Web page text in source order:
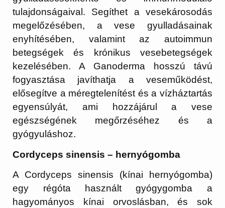
tulajdonságaival. Segíthet a vesekárosodás
megelőzésében, a vese gyulladásainak
enyhítésében, valamint az autoimmun
betegségek és krónikus vesebetegségek
kezelésében. A Ganoderma hosszú távú
fogyasztása javíthatja a veseműködést,
elősegítve a méregtelenítést és a vízháztartás
egyensúlyát, ami hozzájárul a vese
egészségének megőrzéséhez és a
gyógyuláshoz.
Cordyceps sinensis – hernyógomba
A Cordyceps sinensis (kínai hernyógomba)
egy régóta használt gyógygomba a
hagyományos kínai orvoslásban, és sok